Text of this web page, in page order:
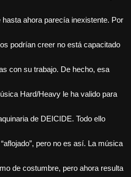
ahora parecía inexistente. Por
podrían creer no está capacitado
con su trabajo. De hecho, esa
Hard/Heavy le ha valido para
de DEICIDE. Todo ello
pero no es así. La música
de costumbre, pero ahora resulta